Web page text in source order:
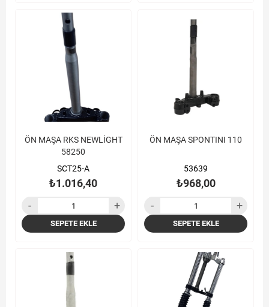
ÖN MAŞA RKS NEWLİGHT
58250
SCT25-A
₺1.016,40
SEPETE EKLE
ÖN MAŞA SPONTINI 110
53639
₺968,00
SEPETE EKLE